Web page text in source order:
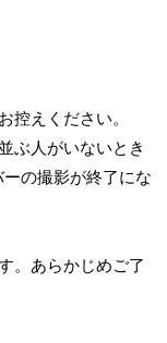
えください。
ぶ人がいないとき
の撮影が終了にな
。あらかじめご了